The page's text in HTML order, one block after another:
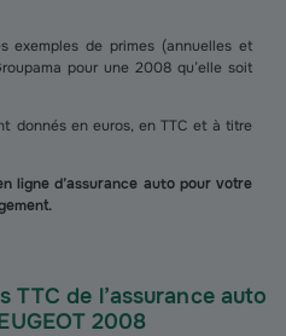
exemples de primes (annuelles et
pour une 2008 qu’elle soit
donnés en euros, en TTC et à titre
ligne d’assurance auto pour votre
TTC de l’assurance auto
2008